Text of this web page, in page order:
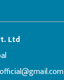
Ltd